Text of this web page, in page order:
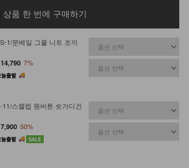
상품 한 번에 구매하기
1/문베일 그물 니트 조끼
14,790 7%
11/스캘럽 원버튼 숏가디건
7,900 50%